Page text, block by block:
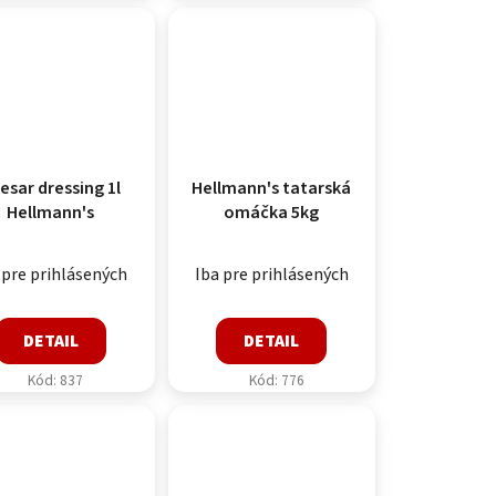
dressing 1l
Hellmann's
prihlásených
DETAIL
Kód: 837
Hellmann's tatarská
omáčka 5kg
Iba pre prihlásených
DETAIL
Kód: 776